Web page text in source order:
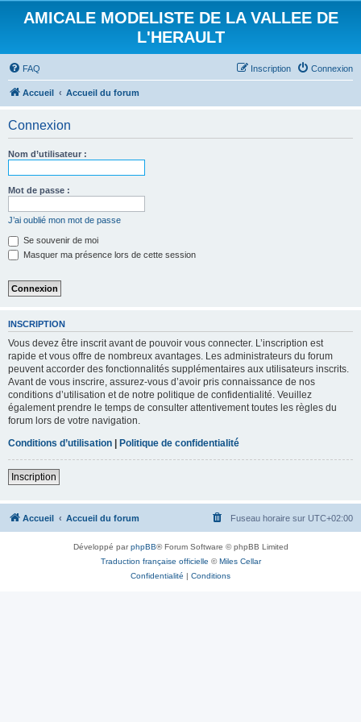
AMICALE MODELISTE DE LA VALLEE DE
L'HERAULT
FAQ Connexion
Inscription
Accueil Accueil du forum
Connexion
Nom d’utilisateur :
Mot de passe :
J’ai oublié mon mot de passe
Se souvenir de moi
Masquer ma présence lors de cette session
INSCRIPTION
Vous devez être inscrit avant de pouvoir vous connecter. L’inscription est
rapide et vous offre de nombreux avantages. Les administrateurs du forum
peuvent accorder des fonctionnalités supplémentaires aux utilisateurs inscrits.
Avant de vous inscrire, assurez-vous d’avoir pris connaissance de nos
conditions d’utilisation et de notre politique de confidentialité. Veuillez
également prendre le temps de consulter attentivement toutes les règles du
forum lors de votre navigation.
Conditions d’utilisation | Politique de confidentialité
Inscription
Accueil Accueil du forum Fuseau horaire sur UTC+02:00
Développé parphpBB® Forum Software © phpBB Limited
Traduction française officielle ©Miles Cellar
Confidentialité | Conditions